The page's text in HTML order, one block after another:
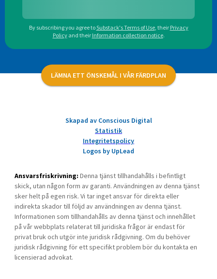
By subscribing you agree toSubstack's Terms of Use, their Privacy
Policy and their Information collection notice.
LÄMNA ETT ÖNSKEMÅL I VÅR FÄRDPLAN
Skapad av Conscious Digital
Statistik
Integritetspolicy
Logos by UpLead
Ansvarsfriskrivning: Denna tjänst tillhandahålls i befintligt
skick, utan någon form av garanti. Användningen av denna tjänst
sker helt på egen risk. Vi tar inget ansvar för direkta eller
indirekta skador till följd av användningen av denna tjänst.
Informationen som tillhandahålls av denna tjänst och innehållet
på vår webbplats relaterat till juridiska frågor är endast för
privat bruk och utgör inte juridisk rådgivning. Om du behöver
juridisk rådgivning för ett specifikt problem bör du kontakta en
licensierad advokat.